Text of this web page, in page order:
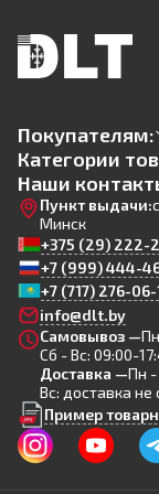
Покупателям:
Категории
Наши
Пункт выдачи:
Минск
+375 (29) 222-
+7 (999) 444-
+7 (717) 276-06-
info@dlt.by
Самовывоз —
Сб - Вс: 09:00-
Доставка —Пн -
Вс: доставка не
Пример